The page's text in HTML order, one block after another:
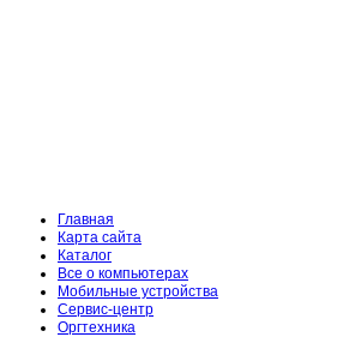
Главная
Карта сайта
Каталог
Все о компьютерах
Мобильные устройства
Сервис-центр
Оргтехника